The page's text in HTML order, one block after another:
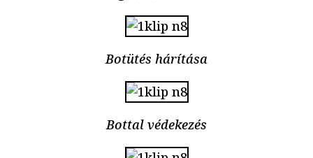
Botütés hárítása
Bottal védekezés